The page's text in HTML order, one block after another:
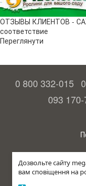
Дозвольте сайту
вам сповіщення на
ОТЗЫВЫ КЛИЕНТОВ -
соответствие
Переглянути
0 800 332-015
093
Megasad –